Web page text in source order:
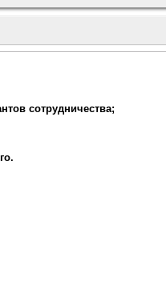
сотрудничества;